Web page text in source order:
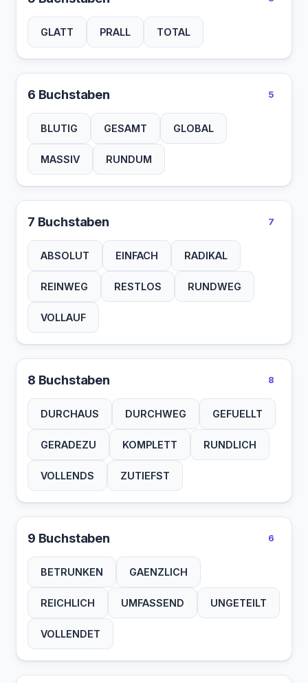
GLATT PRALL TOTAL
6 Buchstaben 5
BLUTIG GESAMT GLOBAL
MASSIV RUNDUM
7 Buchstaben 7
ABSOLUT EINFACH RADIKAL
REINWEG RESTLOS RUNDWEG
VOLLAUF
8 Buchstaben 8
DURCHAUS DURCHWEG GEFUELLT
GERADEZU KOMPLETT RUNDLICH
VOLLENDS ZUTIEFST
9 Buchstaben 6
BETRUNKEN GAENZLICH
REICHLICH UMFASSEND UNGETEILT
VOLLENDET